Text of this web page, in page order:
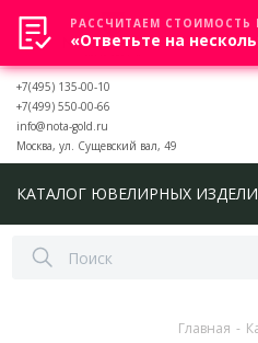
+7(495) 135-00-10
+7(499) 550-00-66
info@nota-gold.ru
Москва, ул. Сущевский вал, 49
КАТАЛОГ ЮВЕЛИРНЫХ
Главная -
РАССЧИТАЕМ СТОИМОСТЬ
«Ответьте на